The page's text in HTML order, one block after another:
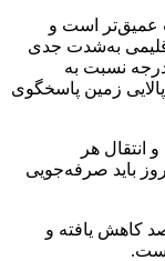
عمیق‌تر است و
به‌شدت جدی
است. دمای کشور در برخی مناطق تا ۵ درجه نسبت به
زمین پاسخگوی
انتقال هر
دلار است و امروز باید صرفه‌جویی
گفت: ورودی سدهای تهران ۵۰ درصد کاهش یافته و